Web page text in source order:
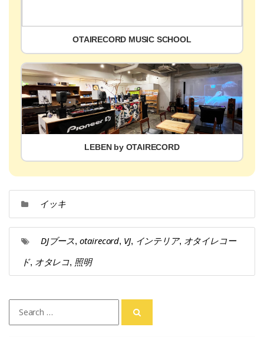
OTAIRECORD MUSIC SCHOOL
LEBEN by OTAIRECORD
イッキ
DJブース, otairecord, VJ, インテリア, オタイレコー
ド, オタレコ, 照明
for: